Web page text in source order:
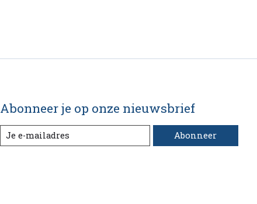
Abonneer je op onze nieuwsbrief
Abonneer